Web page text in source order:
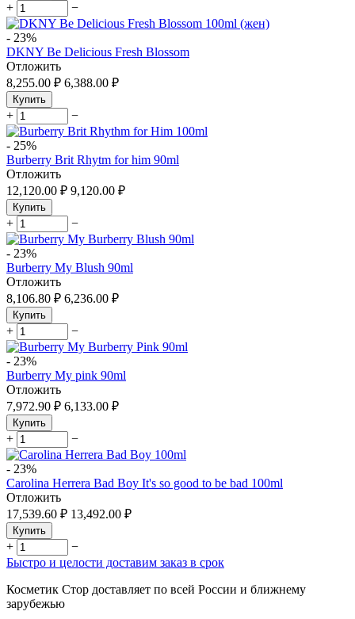
+ −
- 23%
DKNY Be Delicious Fresh Blossom
Отложить
8,255.00 ₽ 6,388.00 ₽
Купить
+ −
- 25%
Burberry Brit Rhytm for him 90ml
Отложить
12,120.00 ₽ 9,120.00 ₽
Купить
+ −
- 23%
Burberry My Blush 90ml
Отложить
8,106.80 ₽ 6,236.00 ₽
Купить
+ −
- 23%
Burberry My pink 90ml
Отложить
7,972.90 ₽ 6,133.00 ₽
Купить
+ −
- 23%
Carolina Herrera Bad Boy It's so good to be bad 100ml
Отложить
17,539.60 ₽ 13,492.00 ₽
Купить
+
−
Быстро и целости доставим заказ в срок
Косметик Стор доставляет по всей России и ближнему
зарубежью